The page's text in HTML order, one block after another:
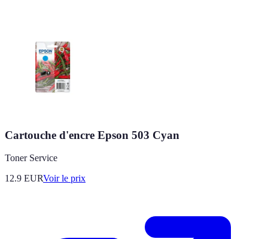
Cartouche d'encre Epson 503 Cyan
Toner Service
12.9 EURVoir le prix